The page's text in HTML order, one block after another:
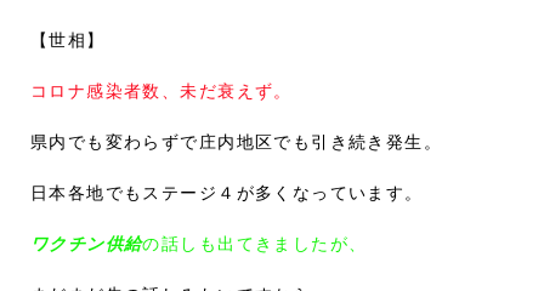
【世相】
コロナ感染者数、未だ衰えず。
県内でも変わらずで庄内地区でも引き続き発生。
日本各地でもステージ４が多くなっています。
ワクチン供給の話しも出てきましたが、